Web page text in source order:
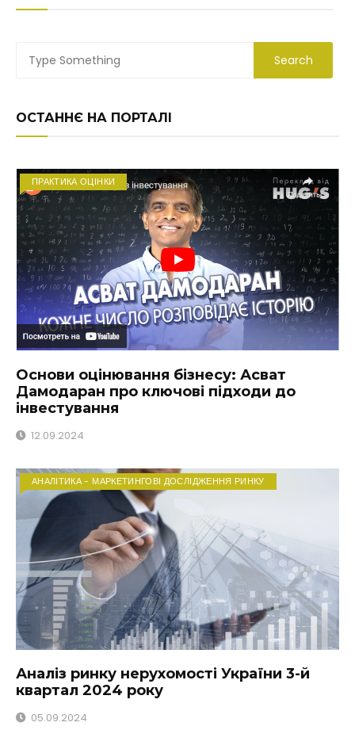
ОСТАННЄ НА ПОРТАЛІ
ПРАКТИКА ОЦІНКИ
Основи оцінювання бізнесу: Асват
Дамодаран про ключові підходи до
інвестування
12.09.2024
АНАЛІТИКА - МАРКЕТИНГОВІ ДОСЛІДЖЕННЯ РИНКУ
Аналіз ринку нерухомості України 3-й
квартал 2024 року
05.09.2024